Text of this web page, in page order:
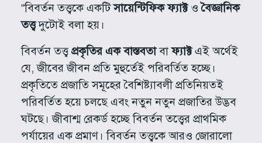
“বিবর্তন তত্ত্বকে একটিসায়েন্টিফিক ফ্যাক্টওবৈজ্ঞানিক
তত্ত্বদুটোই বলা হয়।
বিবর্তন তত্ত্বপ্রকৃতির এক বাস্তবতাবাফ্যাক্টএই অর্থেই
যে, জীবের জীবন প্রতি মুহুর্তেই পরিবর্তিত হচ্ছে।
প্রকৃতিতে প্রজাতি সমূহের বৈশিষ্ট্যাবলী প্রতিনিয়তই
পরিবর্তিত হয়ে চলছে এবং নতুন নতুন প্রজাতির উদ্ভব
ঘটছে। জীবাশ্ম রেকর্ড হচ্ছে বিবর্তন তত্ত্বের প্রাথমিক
পর্যায়ের এক প্রমাণ। বিবর্তন তত্ত্বকে আরও জোরালো